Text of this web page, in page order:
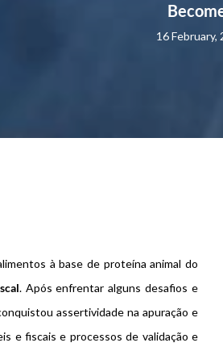
16 February,
à base de proteína animal do
. Após enfrentar alguns desafios e
assertividade na apuração e
e fiscais e processos de validação e